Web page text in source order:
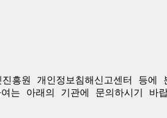
흥원 개인정보침해신고센터 등에
는 아래의 기관에 문의하시기 바